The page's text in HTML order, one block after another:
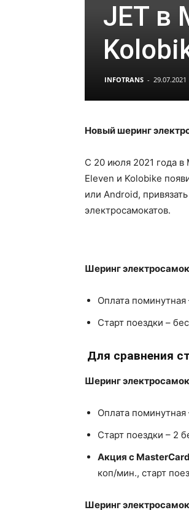
JET в
INFOTRANS - 29.07.2021
Новый шеринг
С 20 июля 2021 года в
Eleven и Kolobike
или Android,
электросамокатов.
Шеринг
Оплата
Старт поездки –
Для сравнения
Шеринг
Оплата
Старт поездки – 2
Акция c
коп/мин., старт
Шеринг